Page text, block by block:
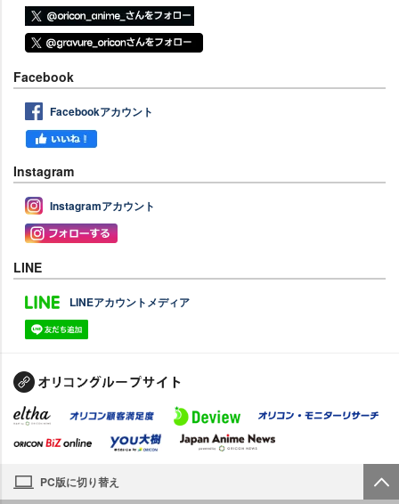
Facebook
Facebookアカウント
Instagram
Instagramアカウント
LINE
LINEアカウントメディア
PC版に切り替え